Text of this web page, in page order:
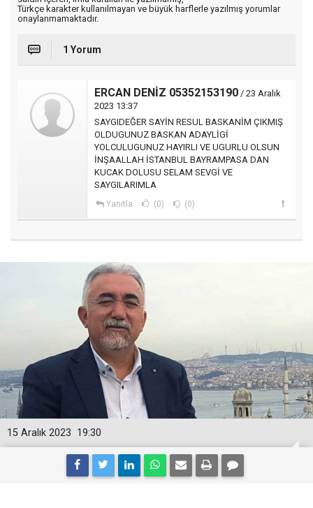
Türkçe karakter kullanılmayan ve büyük harflerle yazılmış yorumlar
onaylanmamaktadır.
1 Yorum
ERCAN DENİZ 05352153190 / 23 Aralık
2023 13:37
SAYGIDEĞER SAYİN RESUL BASKANİM ÇIKMIŞ
OLDUGUNUZ BASKAN ADAYLİGİ
YOLCULUGUNUZ HAYIRLI VE UGURLU OLSUN
İNŞAALLAH İSTANBUL BAYRAMPASA DAN
KUCAK DOLUSU SELAM SEVGİ VE
SAYGILARIMLA
Yanıtla (0) (0)
19:30
15 Aralık 2023